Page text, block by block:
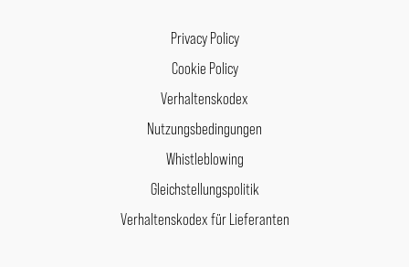
Privacy Policy
Cookie Policy
Verhaltenskodex
Nutzungsbedingungen
Whistleblowing
Gleichstellungspolitik
Verhaltenskodex für Lieferanten